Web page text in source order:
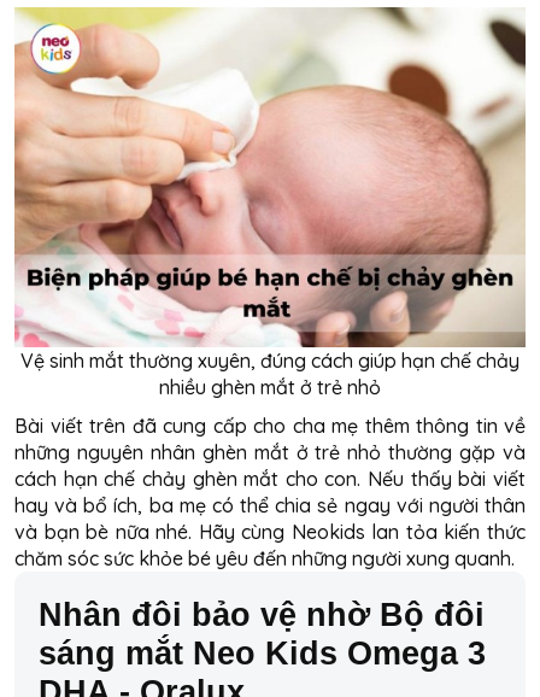
Vệ sinh mắt thường xuyên, đúng cách giúp hạn chế chảy
nhiều ghèn mắt ở trẻ nhỏ
Bài viết trên đã cung cấp cho cha mẹ thêm thông tin về
những nguyên nhân ghèn mắt ở trẻ nhỏ thường gặp và
cách hạn chế chảy ghèn mắt cho con. Nếu thấy bài viết
hay và bổ ích, ba mẹ có thể chia sẻ ngay với người thân
và bạn bè nữa nhé. Hãy cùng Neokids lan tỏa kiến thức
chăm sóc sức khỏe bé yêu đến những người xung quanh.
Nhân đôi bảo vệ nhờ Bộ đôi
sáng mắt Neo Kids Omega 3